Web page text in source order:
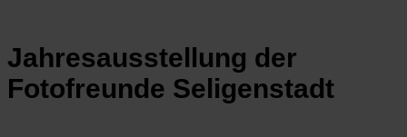
Jahresausstellung der
Fotofreunde Seligenstadt